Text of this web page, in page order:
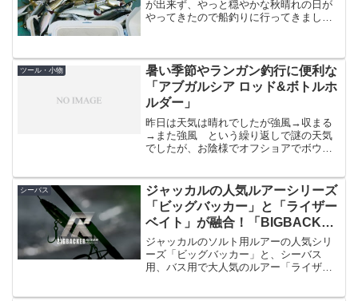
が出来ず、やっと穏やかな秋晴れの日が
やってきたので船釣りに行ってきまし
る、ということで一瞬不安が過...
ツール・小物
暑い季節やランガン釣行に便利な
「アブガルシア ロッド&ボトルホ
ルダー」
昨日は天気は晴れでしたが強風→収まる
→また強風 という繰り返しで謎の天気
でしたが、お陰様でオフショアでボウズ
んが。という、朝方は寒いですが、昼間
は宮崎はとても暖かくなっ...
シーバス
ジャッカルの人気ルアーシリーズ
「ビッグバッカー」と「ライザー
ベイト」が融合！「BIGBACKER
RISER 012SL（ビッグバッカー
ライザー）」
ジャッカルのソルト用ルアーの人気シリ
ーズ「ビッグバッカー」と、シーバス
用、バス用で大人気のルアー「ライザー